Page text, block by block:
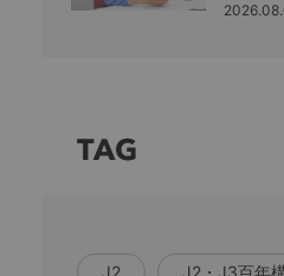
TAG
J2 J2・J3百年